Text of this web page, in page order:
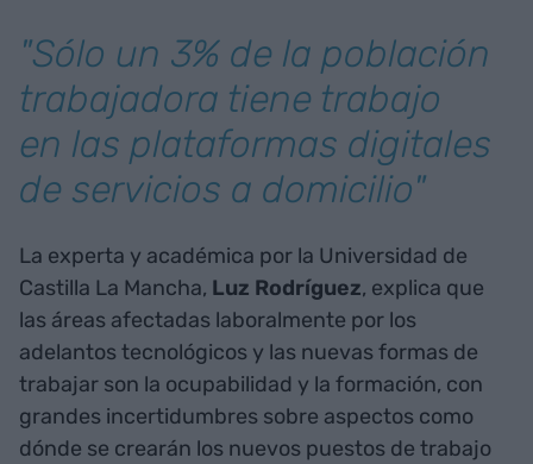
"Sólo un 3% de la población
trabajadora tiene trabajo
en las plataformas digitales
de servicios a domicilio"
La experta y académica por la Universidad de
Castilla La Mancha, Luz Rodríguez, explica que
las áreas afectadas laboralmente por los
adelantos tecnológicos y las nuevas formas de
trabajar son la ocupabilidad y la formación, con
grandes incertidumbres sobre aspectos como
dónde se crearán los nuevos puestos de trabajo